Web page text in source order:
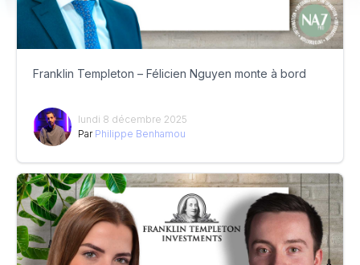
Franklin Templeton – Félicien Nguyen monte à bord
lundi 8 décembre 2025
Par Philippe Benhamou